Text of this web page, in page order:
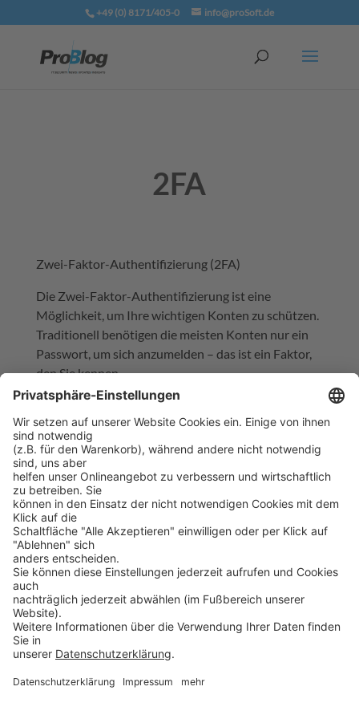
+49 (0) 8171/405-0 info@proSoft.de
2FA
Zwei-Faktor-Authentifizierung (2FA)
Die Zwei-Faktor-Authentifizierung ist eine
Möglichkeit, um Ihre wichtigen Konten zu schützen.
Traditionell benötigen die meisten Konten nur ein
Passwort, um sich anzumelden – das ist ein Faktor,
den Sie kennen.
Jeder, der das Passwort kennt, kann sich in dein
Die Zwei-Faktor-Authentifizierung erfordert etwas,
das
Siewissen
(z.B. Passwort, PIN)
Siehaben
per App), Token (alle 30 Sek. einen Passcode
erzeugen), etc.) bzw.
Siesind(z.B. durch Gesichtserkennung, Iris-Scan,
Fingerabdruck, etc.)
Mit aktiver Zwei-Faktor-Authentifizierung benötigt
jemand sowohl Ihr Passwort als auch den Zugriff auf
das physische Gerät, um sich erfolgreich anmelden